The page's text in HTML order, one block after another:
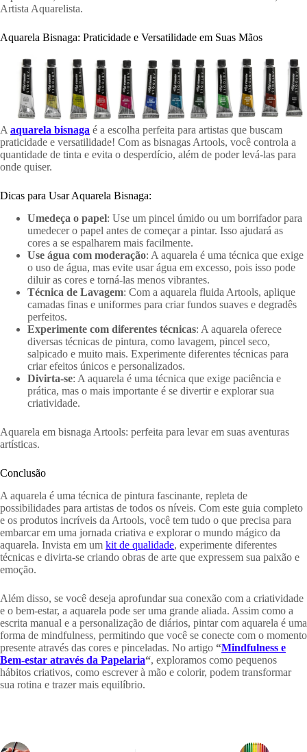
Artista Aquarelista.
Aquarela Bisnaga: Praticidade e Versatilidade em Suas Mãos
A aquarela bisnaga é a escolha perfeita para artistas que buscam
praticidade e versatilidade! Com as bisnagas Artools, você controla a
quantidade de tinta e evita o desperdício, além de poder levá-las para
onde quiser.
Dicas para Usar Aquarela Bisnaga:
Umedeça o papel: Use um pincel úmido ou um borrifador para
umedecer o papel antes de começar a pintar. Isso ajudará as
cores a se espalharem mais facilmente.
Use água com moderação: A aquarela é uma técnica que exige
o uso de água, mas evite usar água em excesso, pois isso pode
diluir as cores e torná-las menos vibrantes.
Técnica de Lavagem: Com a aquarela fluida Artools, aplique
camadas finas e uniformes para criar fundos suaves e degradês
perfeitos.
Experimente com diferentes técnicas: A aquarela oferece
diversas técnicas de pintura, como lavagem, pincel seco,
salpicado e muito mais. Experimente diferentes técnicas para
criar efeitos únicos e personalizados.
Divirta-se: A aquarela é uma técnica que exige paciência e
prática, mas o mais importante é se divertir e explorar sua
criatividade.
Aquarela em bisnaga Artools: perfeita para levar em suas aventuras
artísticas.
Conclusão
A aquarela é uma técnica de pintura fascinante, repleta de
possibilidades para artistas de todos os níveis. Com este guia completo
e os produtos incríveis da Artools, você tem tudo o que precisa para
embarcar em uma jornada criativa e explorar o mundo mágico da
aquarela. Invista em um kit de qualidade, experimente diferentes
técnicas e divirta-se criando obras de arte que expressem sua paixão e
emoção.
Além disso, se você deseja aprofundar sua conexão com a criatividade
e o bem-estar, a aquarela pode ser uma grande aliada. Assim como a
escrita manual e a personalização de diários, pintar com aquarela é uma
forma de mindfulness, permitindo que você se conecte com o momento
presente através das cores e pinceladas. No artigo “Mindfulness e
Bem-estar através da Papelaria“, exploramos como pequenos
hábitos criativos, como escrever à mão e colorir, podem transformar
sua rotina e trazer mais equilíbrio.